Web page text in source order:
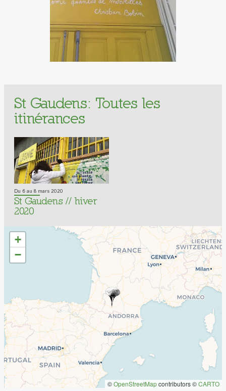
St Gaudens: Toutes les
itinérances
Du 6 au 8 mars 2020
St Gaudens // hiver
2020
+
−
©OpenStreetMapcontributors ©CARTO